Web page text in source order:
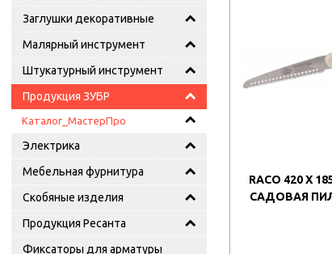
Заглушки декоративные
Малярный инструмент
Штукатурный инструмент
Продукция ЗУБР
Каталог_МастерПро
Электрика
Мебельная фурнитура
Скобяные изделия
Продукция Ресанта
Фиксаторы для арматуры
RACO 420 X
САДОВАЯ